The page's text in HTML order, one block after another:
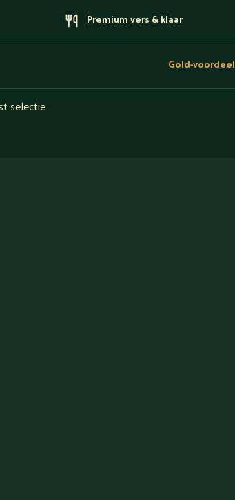
Premium vers & klaar
Gold-voordeel
selectie